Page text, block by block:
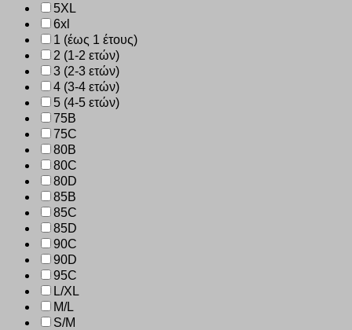
5XL
6xl
1 (έως 1 έτους)
2 (1-2 ετών)
3 (2-3 ετών)
4 (3-4 ετών)
5 (4-5 ετών)
75B
75C
80B
80C
80D
85B
85C
85D
90C
90D
95C
L/XL
M/L
S/M